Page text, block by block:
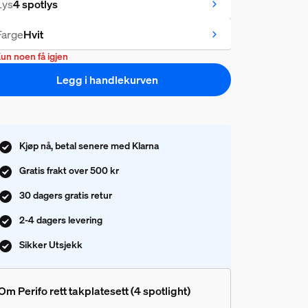
4 spotlys
Hvit
noen få igjen
Legg i handlekurven
Kjøp nå, betal senere med Klarna
Gratis frakt over 500 kr
30 dagers gratis retur
2-4 dagers levering
Sikker Utsjekk
Perifo rett takplatesett (4 spotlight)